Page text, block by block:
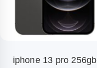
iphone 13 pro 256gb